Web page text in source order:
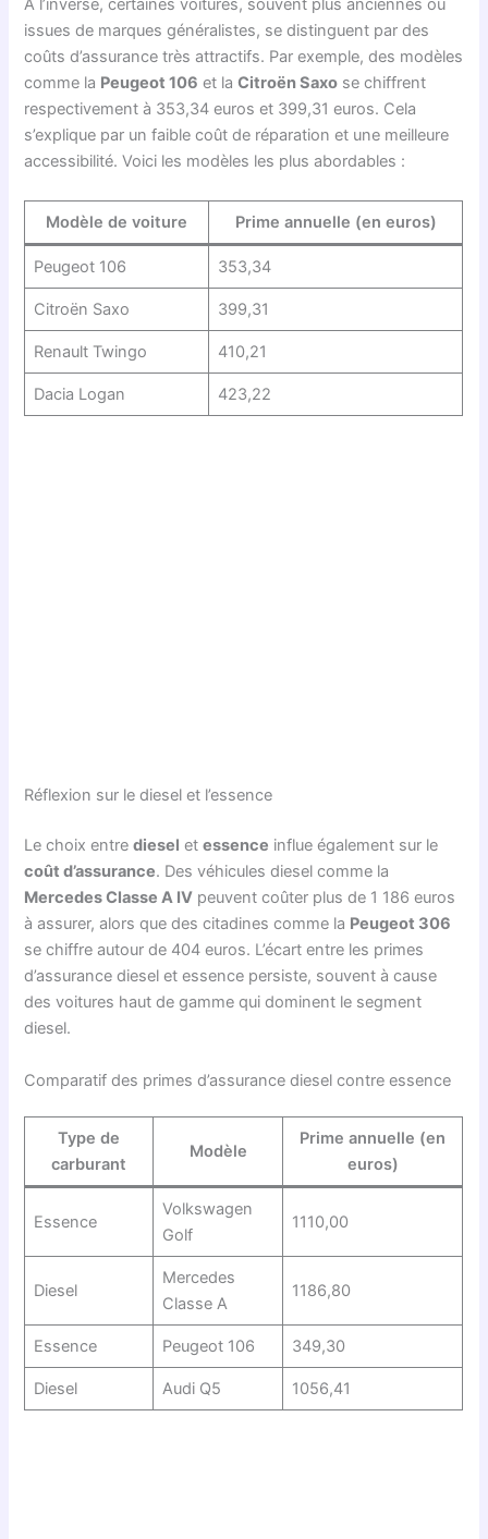
À l’inverse, certaines voitures, souvent plus anciennes ou
issues de marques généralistes, se distinguent par des
coûts d’assurance très attractifs. Par exemple, des modèles
comme la Peugeot 106 et laCitroën Saxo se chiffrent
respectivement à 353,34 euros et 399,31 euros. Cela
s’explique par un faible coût de réparation et une meilleure
accessibilité. Voici les modèles les plus abordables :
Modèle de voiture Prime annuelle (en euros)
Peugeot 106 353,34
Citroën Saxo 399,31
Renault Twingo 410,21
Dacia Logan 423,22
Réflexion sur le diesel et l’essence
Le choix entrediesel etessence influe également sur le
coût d’assurance. Des véhicules diesel comme la
Mercedes Classe A IV peuvent coûter plus de 1 186 euros
à assurer, alors que des citadines comme la Peugeot 306
se chiffre autour de 404 euros. L’écart entre les primes
d’assurance diesel et essence persiste, souvent à cause
des voitures haut de gamme qui dominent le segment
diesel.
Comparatif des primes d’assurance diesel contre essence
Type de
carburant
Modèle
Prime annuelle (en
euros)
Essence
Volkswagen
Golf
1110,00
Diesel
Mercedes
Classe A
1186,80
Essence Peugeot 106 349,30
Diesel Audi Q5 1056,41